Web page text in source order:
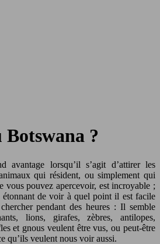
?
avantage lorsqu’il s’agit d’attirer les
qui résident, ou simplement qui
vous pouvez apercevoir, est incroyable ;
de voir à quel point il est facile
pendant des heures : Il semble
lions, girafes, zèbres, antilopes,
et gnous veulent être vus, ou peut-être
qu’ils veulent nous voir aussi.